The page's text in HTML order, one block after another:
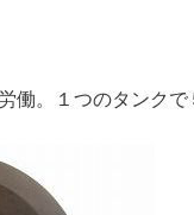
働。１つのタンク